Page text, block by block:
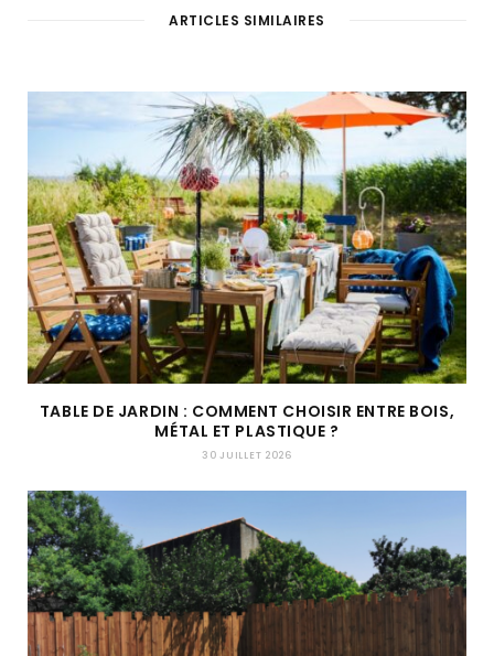
ARTICLES SIMILAIRES
TABLE DE JARDIN : COMMENT CHOISIR ENTRE BOIS,
MÉTAL ET PLASTIQUE ?
30 JUILLET 2026